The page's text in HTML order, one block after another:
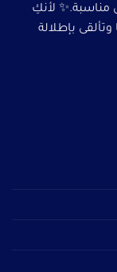
مناسبة.✨ لأنكِ
بإطلالة